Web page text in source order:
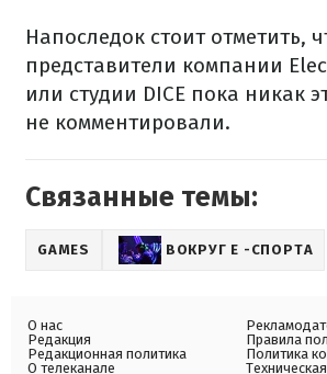
Напоследок стоит отметить,
представители компании
или студии DICE пока никак
не комментировали.
Связанные темы:
GAMES ВОКРУГ Е -СПОРТА
О нас
Редакция
Редакционная политика
О телеканале
Правила
Политика